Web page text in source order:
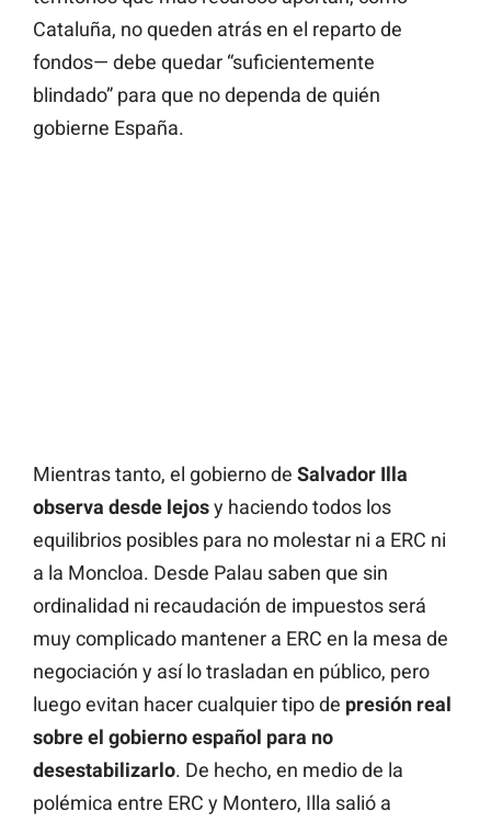
Cataluña, no queden atrás en el reparto de
fondos— debe quedar “suficientemente
blindado” para que no dependa de quién
gobierne España.
Mientras tanto, el gobierno de Salvador Illa
observa desde lejosy haciendo todos los
equilibrios posibles para no molestar ni a ERC ni
a la Moncloa. Desde Palau saben que sin
ordinalidad ni recaudación de impuestos será
muy complicado mantener a ERC en la mesa de
negociación y así lo trasladan en público, pero
luego evitan hacer cualquier tipo de presión real
sobre el gobierno español para no
desestabilizarlo. De hecho, en medio de la
polémica entre ERC y Montero, Illa salió a